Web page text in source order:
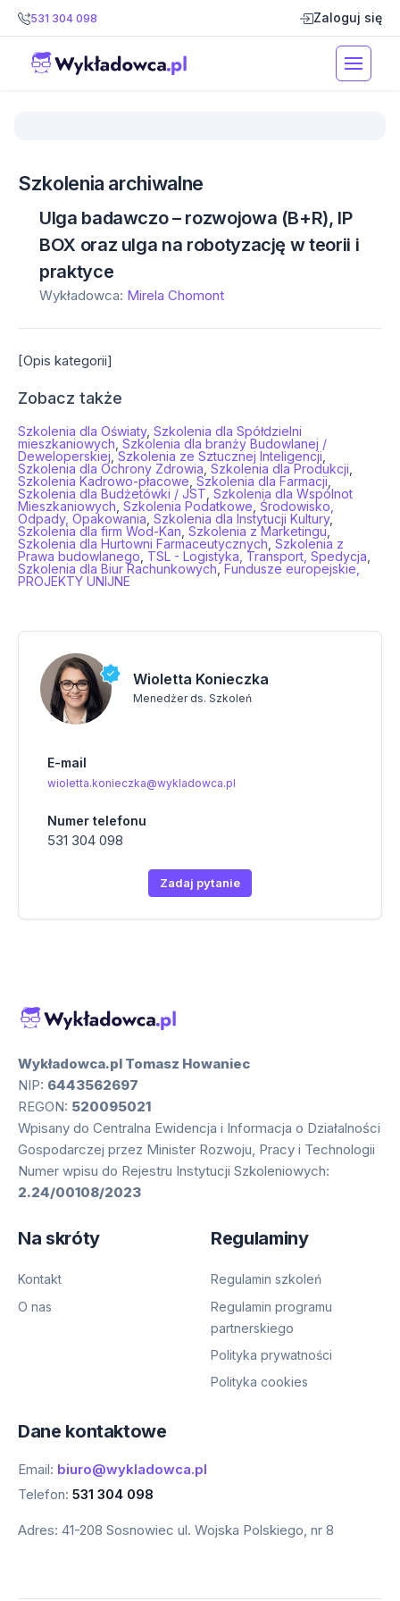
531 304 098 Zaloguj się
Wioletta Konieczka
Menedżer ds. Szkoleń
E-mail
wioletta.konieczka@wykladowca.pl
Numer telefonu
531 304 098
Zadaj pytanie
Szkolenia archiwalne
Ulga badawczo – rozwojowa (B+R), IP
BOX oraz ulga na robotyzację w teorii i
praktyce
Wykładowca: Mirela Chomont
[Opis kategorii]
Zobacz także
Szkolenia dla Oświaty, Szkolenia dla Spółdzielni
mieszkaniowych Szkolenia dla branży Budowlanej /
Deweloperskiej ,Szkolenia ze Sztucznej Inteligencji
Szkolenia dla Ochrony Zdrowia Szkolenia dla Produkcji
Szkolenia Kadrowo-płacowe Szkolenia dla Farmacji
Szkolenia dla Budżetówki / JST Szkolenia dla Wspólnot
Mieszkaniowych Szkolenia Podatkowe Środowisko,
Odpady, Opakowania Szkolenia dla Instytucji Kultury,
Szkolenia dla firm Wod-Kan Szkolenia z Marketingu
Szkolenia dla Hurtowni Farmaceutycznych Szkolenia z
Prawa budowlanego TSL - Logistyka, Transport, Spedycja
Szkolenia dla Biur Rachunkowych,Fundusze europejskie,
PROJEKTY UNIJNE
Wykładowca.pl Tomasz Howaniec
NIP: 6443562697
REGON: 520095021
Wpisany do Centralna Ewidencja i Informacja o Działalności
Gospodarczej przez Minister Rozwoju, Pracy i Technologii
Numer wpisu do Rejestru Instytucji Szkoleniowych:
2.24/00108/2023
Na skróty
Kontakt
O nas
Regulaminy
Regulamin szkoleń
Regulamin programu
partnerskiego
Polityka prywatności
Polityka cookies
Dane kontaktowe
Email: biuro@wykladowca.pl
Telefon: 531 304 098
Adres: 41-208 Sosnowiec ul. Wojska Polskiego, nr 8